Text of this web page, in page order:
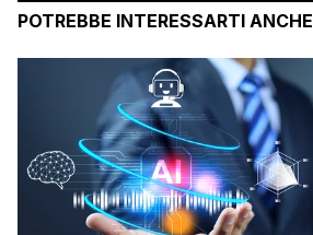
POTREBBE INTERESSARTI ANCHE